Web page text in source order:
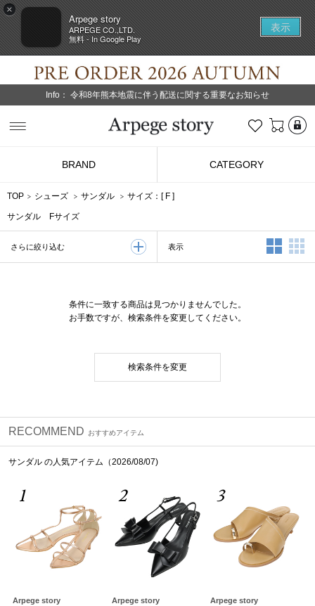
×
Arpege story
ARPEGE CO.,LTD.
無料 - In Google Play
表示
Info： 令和8年熊本地震に伴う配送に関する重要なお知らせ
お気に入り
BRAND CATEGORY
TOP シューズ サンダル サイズ：[ F ]
サンダル Fサイズ
さらに絞り込む 表示 2列表示
条件に一致する商品は見つかりませんでした。
お手数ですが、検索条件を変更してください。
検索条件を変更
RECOMMEND おすすめアイテム
サンダル の人気アイテム（2026/08/07)
1
Arpege story
2
Arpege story
3
Arpege story